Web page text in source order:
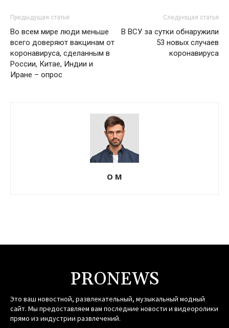
Предыдущая статья
Во всем мире люди меньше
всего доверяют вакцинам от
коронавируса, сделанным в
России, Китае, Индии и
Иране – опрос
Следующая статья
В ВСУ за сутки обнаружили
53 новых случаев
коронавируса
О М
PRONEWS
Это ваш новостной, развлекательный, музыкальный модный
сайт. Мы предоставляем вам последние новости и видеоролики
прямо из индустрии развлечений.